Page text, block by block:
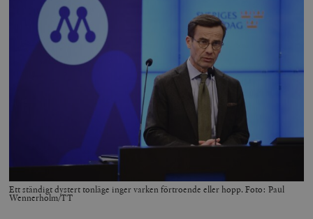
Ett ständigt dystert tonläge inger varken förtroende eller hopp. Foto: Paul
Wennerholm/TT